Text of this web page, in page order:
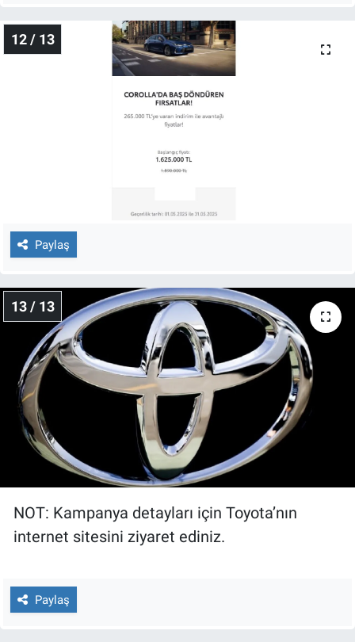
12 / 13
Paylaş
13 / 13
NOT: Kampanya detayları için Toyota’nın
internet sitesini ziyaret ediniz.
Paylaş